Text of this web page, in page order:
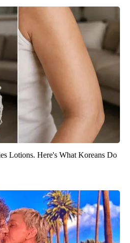
Lotions. Here's What Koreans Do